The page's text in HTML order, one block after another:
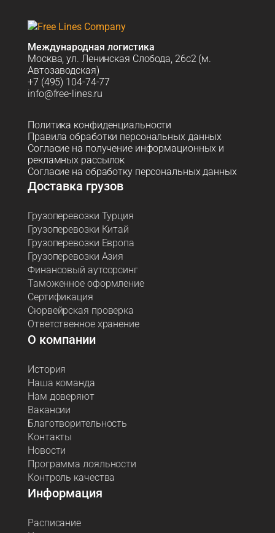
Международная логистика
Москва, ул. Ленинская Слобода, 26с2 (м.
Автозаводская)
+7 (495) 104-74-77
info@free-lines.ru
Политика конфиденциальности
Правила обработки персональных данных
Согласие на получение информационных и
рекламных рассылок
Согласие на обработку персональных данных
Доставка грузов
Грузоперевозки Турция
Грузоперевозки Китай
Грузоперевозки Европа
Грузоперевозки Азия
Финансовый аутсорсинг
Таможенное оформление
Сертификация
Сюрвейрская проверка
Ответственное хранение
О компании
История
Наша команда
Нам доверяют
Вакансии
Благотворительность
Контакты
Новости
Программа лояльности
Контроль качества
Информация
Расписание